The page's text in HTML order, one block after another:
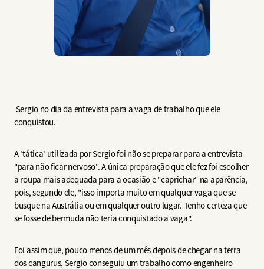
Sergio no dia da entrevista para a vaga de trabalho que ele
conquistou.
A 'tática' utilizada por Sergio foi não se preparar para a entrevista
"para não ficar nervoso". A única preparação que ele fez foi escolher
a roupa mais adequada para a ocasião e "caprichar" na aparência,
pois, segundo ele, "isso importa muito em qualquer vaga que se
busque na Austrália ou em qualquer outro lugar. Tenho certeza que
se fosse de bermuda não teria conquistado a vaga".
Foi assim que, pouco menos de um mês depois de chegar na terra
dos cangurus, Sergio conseguiu um trabalho como engenheiro